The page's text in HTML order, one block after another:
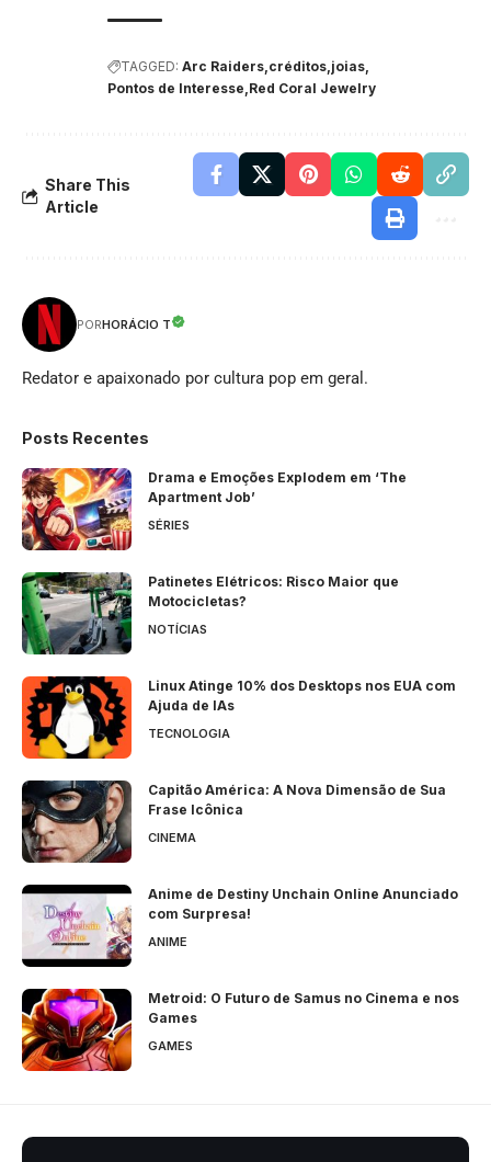
TAGGED: Arc Raiders créditos joias
Pontos de Interesse Red Coral Jewelry
Share This
Article
PORHORÁCIO T
Redator e apaixonado por cultura pop em geral.
Posts Recentes
Drama e Emoções Explodem em ‘The
Apartment Job’
SÉRIES
Patinetes Elétricos: Risco Maior que
Motocicletas?
NOTÍCIAS
Linux Atinge 10% dos Desktops nos EUA com
Ajuda de IAs
TECNOLOGIA
Capitão América: A Nova Dimensão de Sua
Frase Icônica
CINEMA
Anime de Destiny Unchain Online Anunciado
com Surpresa!
ANIME
Metroid: O Futuro de Samus no Cinema e nos
Games
GAMES